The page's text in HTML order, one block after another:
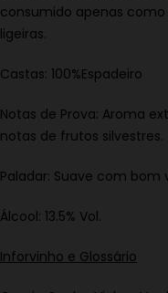
consumido apenas
ligeiras.
Castas: 100%Espadeiro
Notas de Prova: Aroma
notas de frutos silvestres.
Paladar: Suave com
Álcool: 13.5% Vol.
Inforvinho e Glossário